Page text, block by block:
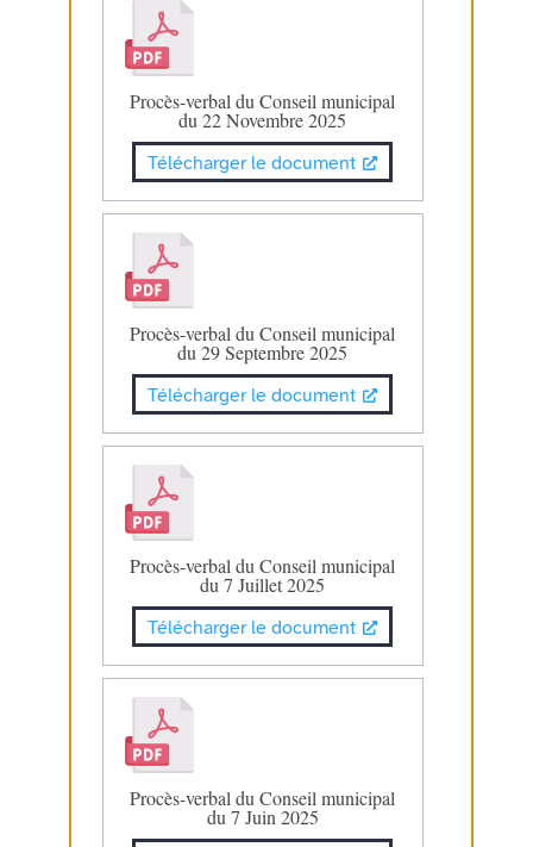
Procès-verbal du Conseil municipal
du 22 Novembre 2025
Télécharger le document
Procès-verbal du Conseil municipal
du 29 Septembre 2025
Télécharger le document
Procès-verbal du Conseil municipal
du 7 Juillet 2025
Télécharger le document
Procès-verbal du Conseil municipal
du 7 Juin 2025